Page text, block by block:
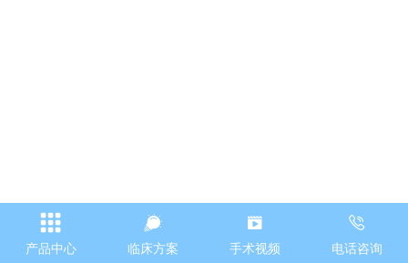
产品中心 临床方案 手术视频 电话咨询